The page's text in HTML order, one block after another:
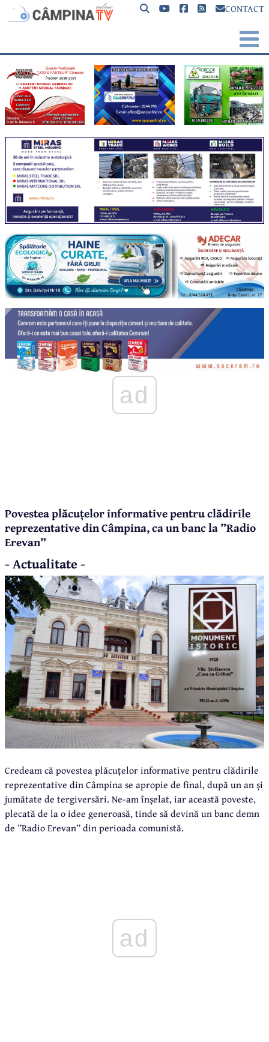
CONTACT
ad
Povestea plăcuțelor informative pentru clădirile
reprezentative din Câmpina, ca un banc la ”Radio
Erevan”
- Actualitate -
Credeam că povestea plăcuțelor informative pentru clădirile
reprezentative din Câmpina se apropie de final, după un an și
jumătate de tergiversări. Ne-am înșelat, iar această poveste,
plecată de la o idee generoasă, tinde să devină un banc demn
de ”Radio Erevan” din perioada comunistă.
ad